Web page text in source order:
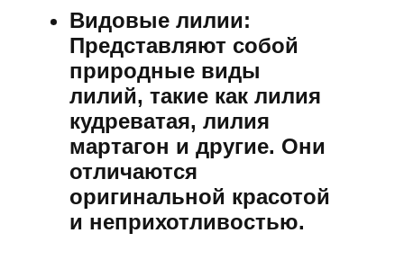
Видовые лилии:
Представляют собой
природные виды
лилий, такие как лилия
кудреватая, лилия
мартагон и другие. Они
отличаются
оригинальной красотой
и неприхотливостью.